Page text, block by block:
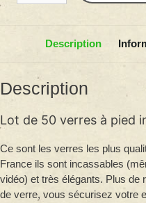
TRANSPARENTS
Description
Description
Lot de 50 verres à pied
Ce sont les verres les plus
France ils sont incassables
vidéo) et très élégants. Plus de
de verre, vous sécurisez votre